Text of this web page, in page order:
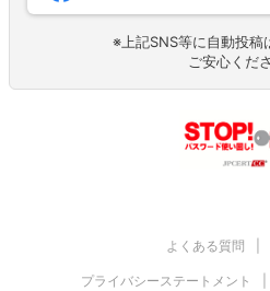
※上記SNS等に自動投稿
ご安心くだ
よくある質問
プライバシーステートメント